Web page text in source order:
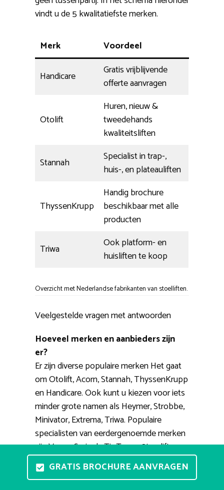
vindt u de 5 kwalitatiefste merken.
Merk Voordeel
Handicare
Gratis vrijblijvende
offerte aanvragen
Otolift
Huren, nieuw &
tweedehands
kwaliteitsliften
Stannah
Specialist in trap-,
huis-, en plateauliften
ThyssenKrupp
Handig brochure
beschikbaar met alle
producten
Triwa
Ook platform- en
huisliften te koop
Overzicht met Nederlandse fabrikanten van stoelliften.
Veelgestelde vragen met antwoorden
Hoeveel merken en aanbieders zijn
er?
Er zijn diverse populaire merken Het gaat
om Otolift, Acorn, Stannah, ThyssenKrupp
en Handicare. Ook kunt u kiezen voor iets
minder grote namen als Heymer, Strobbe,
Minivator, Extrema, Triwa. Populaire
specialisten van eerdergenoemde merken
zijn Vegro, Smienk, TipTop, 123traplift,
RecentLift.
GRATIS BROCHURE AANVRAGEN